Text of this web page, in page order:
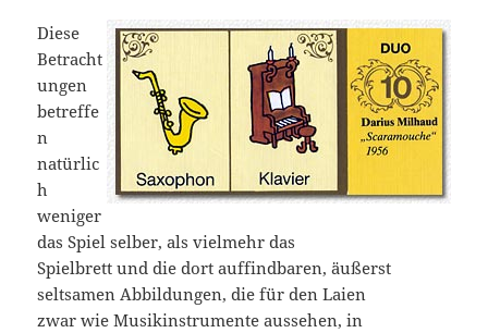
Diese
Betracht
ungen
betreffe
n
natürlic
h
weniger
das Spiel selber, als vielmehr das
Spielbrett und die dort auffindbaren, äußerst
seltsamen Abbildungen, die für den Laien
zwar wie Musikinstrumente aussehen, in